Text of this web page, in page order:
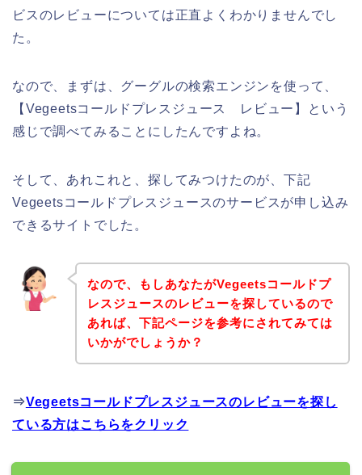
ビスのレビューについては正直よくわかりませんでし
た。
なので、まずは、グーグルの検索エンジンを使って、
【Vegeetsコールドプレスジュース レビュー】という
感じで調べてみることにしたんですよね。
そして、あれこれと、探してみつけたのが、下記
Vegeetsコールドプレスジュースのサービスが申し込み
できるサイトでした。
なので、もしあなたがVegeetsコールドプ
レスジュースのレビューを探しているので
あれば、下記ページを参考にされてみては
いかがでしょうか？
⇒Vegeetsコールドプレスジュースのレビューを探し
ている方はこちらをクリック